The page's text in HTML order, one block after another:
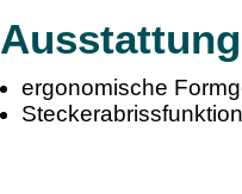
ergonomische
Steckerabrissfunktion